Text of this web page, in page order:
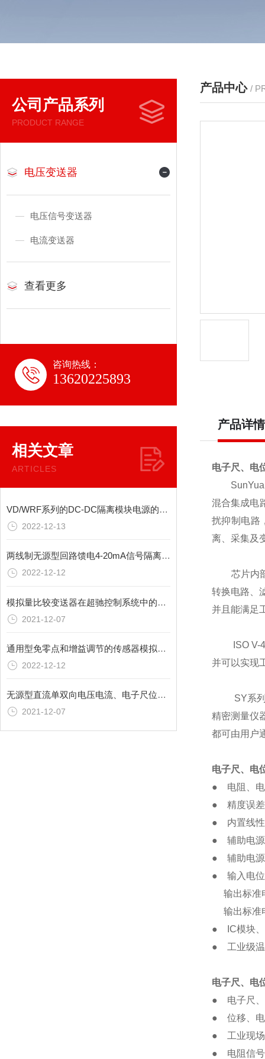
公司产品系列
PRODUCT RANGE
电压变送器
电压信号变送器
电流变送器
查看更多
咨询热线：
13620225893
相关文章
ARTICLES
VD/WRF系列的DC-DC隔离模块电源的电气特性
2022-12-13
两线制无源型回路馈电4-20mA信号隔离配电器接线端子描述
2022-12-12
模拟量比较变送器在超驰控制系统中的应用举例
2021-12-07
通用型免零点和增益调节的传感器模拟量单双向信号隔离放大器简介
2022-12-12
无源型直流单双向电压电流、电子尺位移电阻信号转两线制电流信号隔离放大器选择方案
2021-12-07
产品中心 /
产品详情
电子尺、电
SunYuan
混合集成电
扰抑制电路
离、采集及
芯片内部
转换电路、
并且能满足
ISO V-4-
并可以实现
SY系列的
精密测量仪
都可由用户
电子尺、电
● 电阻、电
● 精度误差
● 内置线性
● 辅助电源
● 辅助电源
● 输入电位
输出标准
输出标准
● IC模块、
● 工业级温
电子尺、电
● 电子尺、
● 位移、电
● 工业现场
● 电阻信号